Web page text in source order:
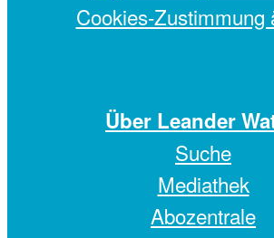
Cookies-Zustimmung
Über Leander
Suche
Mediathek
Abozentrale